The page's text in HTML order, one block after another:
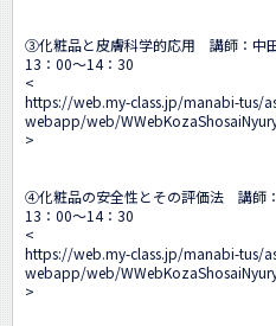
③化粧品と皮膚科学的応用　講師：中
13：00～14：30
<
https://web.my-class.jp/manabi-tus/
webapp/web/
>
④化粧品の安全性とその評価法　講師
13：00～14：30
<
https://web.my-class.jp/manabi-tus/
webapp/web/
>